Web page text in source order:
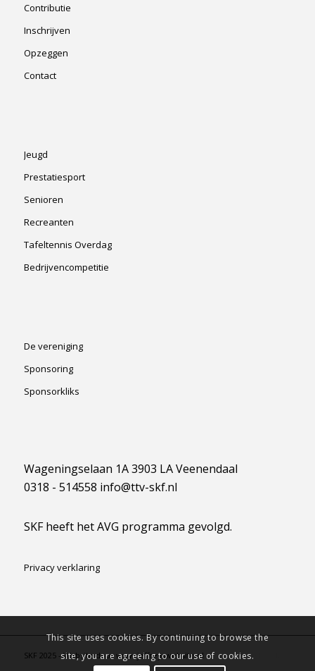
Contributie
Inschrijven
Opzeggen
Contact
Jeugd
Prestatiesport
Senioren
Recreanten
Tafeltennis Overdag
Bedrijvencompetitie
De vereniging
Sponsoring
Sponsorkliks
Wageningselaan 1A 3903 LA Veenendaal
0318 - 514558 info@ttv-skf.nl
SKF heeft het AVG programma gevolgd.
Privacy verklaring
SKF 2025 - Website door www.jeffreyswebsite.nl -powered by Enfold
This site uses cookies. By continuing to browse the
site, you are agreeing to our use of cookies.